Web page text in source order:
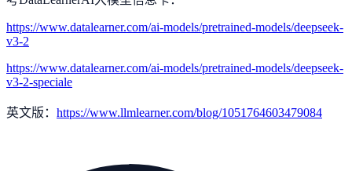
https://www.datalearner.com/ai-models/pretrained-models/deepseek-
v3-2
https://www.datalearner.com/ai-models/pretrained-models/deepseek-
v3-2-speciale
英文版： https://www.llmlearner.com/blog/1051764603479084